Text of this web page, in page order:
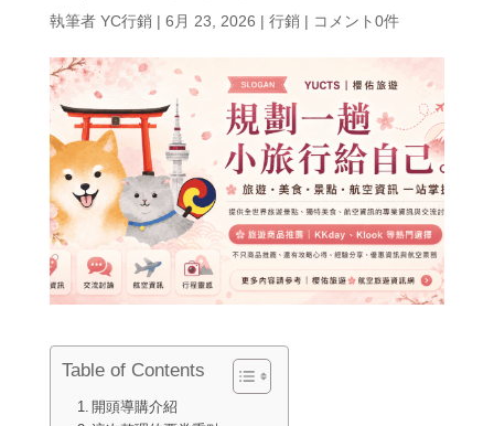
執筆者 YC行銷| 6月 23, 2026 | 行銷| コメント0件
Table of Contents
開頭導購介紹